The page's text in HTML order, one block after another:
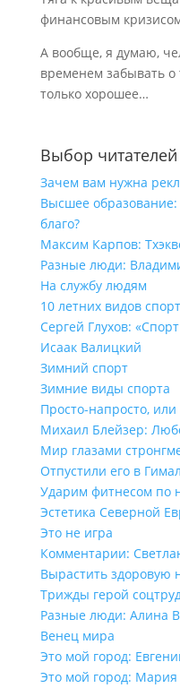
финансовым
А вообще, я думаю,
временем забывать о
только хорошее…
Выбор читателей
Зачем вам нужна
Высшее образование:
благо?
Максим Карпов:
Разные люди:
На службу людям
10 летних видов
Сергей Глухов:
Исаак Валицкий
Зимний спорт
Зимние виды спорта
Просто-напросто,
Михаил Блейзер:
Мир глазами
Отпустили его в
Ударим фитнесом по
Эстетика Северной
Это не игра
Комментарии:
Вырастить здоровую
Трижды герой
Разные люди: Алина
Венец мира
Это мой город:
Это мой город: Мария